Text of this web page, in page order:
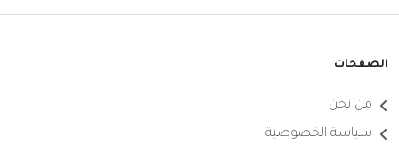
الصفحات
من نحن
سياسة الخصوصية